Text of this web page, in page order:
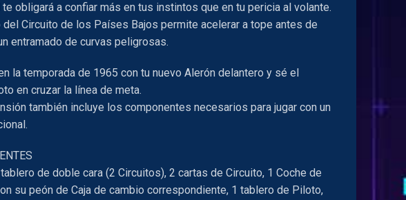
obligará a confiar más en tus instintos que en tu pericia al volante.
del Circuito de los Países Bajos permite acelerar a tope antes de
entramado de curvas peligrosas.
la temporada de 1965 con tu nuevo Alerón delantero y sé el
en cruzar la línea de meta.
también incluye los componentes necesarios para jugar con un
de doble cara (2 Circuitos), 2 cartas de Circuito, 1 Coche de
su peón de Caja de cambio correspondiente, 1 tablero de Piloto,